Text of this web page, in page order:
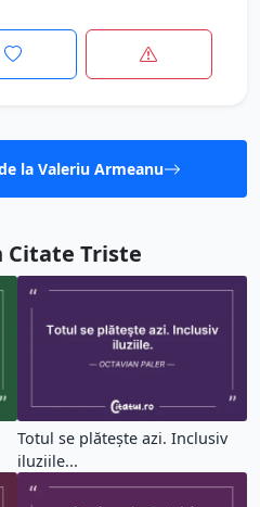
la Valeriu Armeanu
Citate Triste
Totul se plăteşte azi. Inclusiv
iluziile...